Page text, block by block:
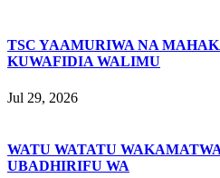
TSC YAAMURIWA NA
KUWAFIDIA WALIMU
Jul 29, 2026
WATU WATATU
UBADHIRIFU WA